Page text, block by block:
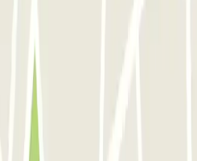
Aeroport
La Réunion P4 Longue Durée
Parking Aéroport Beauvais